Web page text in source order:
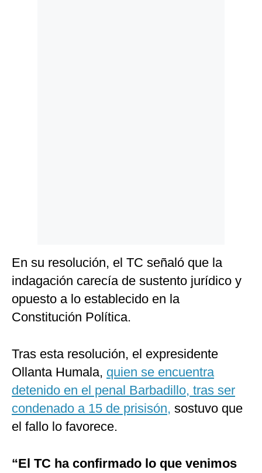
En su resolución, el TC señaló que la
indagación carecía de sustento jurídico y
opuesto a lo establecido en la
Constitución Política.
Tras esta resolución, el expresidente
Ollanta Humala, quien se encuentra
detenido en el penal Barbadillo, tras ser
condenado a 15 de prisisón, sostuvo que
el fallo lo favorece.
“El TC ha confirmado lo que venimos